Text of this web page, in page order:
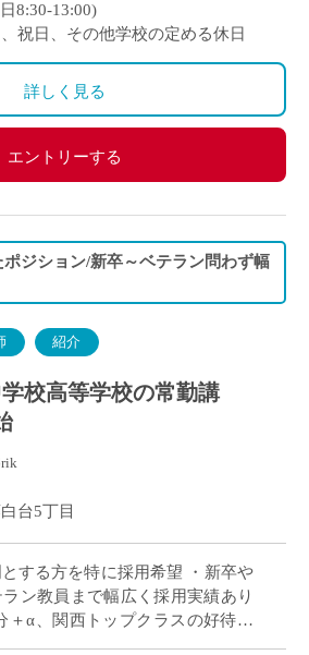
手当、特殊業務手当、通勤手当、入
動手当を支給
、雇用保険、労災保険
8:30-13:00)
祝日、その他学校の定める休日
詳しく見る
エントリーする
ジション/新卒～ベテラン問わず幅
紹介
校高等学校の常勤講
台5丁目
する方を特に採用希望 ・新卒や
ン教員まで幅広く採用実績あり
＋α、関西トップクラスの好待遇